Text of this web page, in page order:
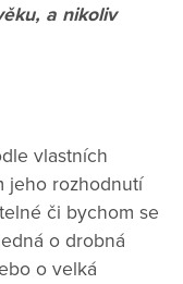
a nikoliv
vlastních
jeho rozhodnutí
či bychom se
o drobná
o velká